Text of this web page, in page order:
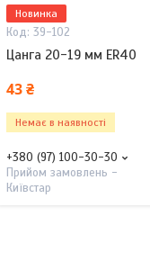
Новинка
39-102
Цанга 20-19 мм ER40
43 ₴
Немає в наявності
+380 (97) 100-30-30
Прийом замовлень -
Київстар